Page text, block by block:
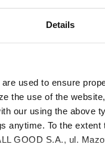
Details
used to ensure
the use of the
our using the above
anytime. To the
GOOD S.A., ul.